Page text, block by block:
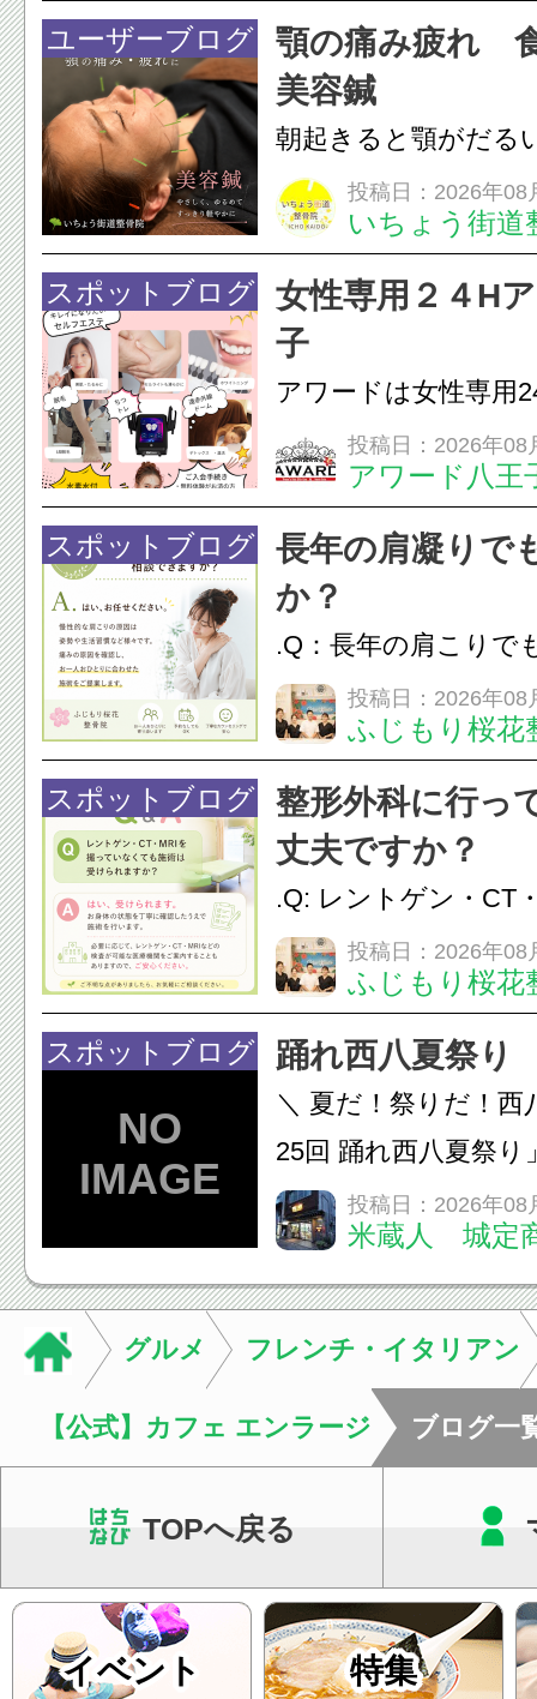
すが、原因そのもの
いこともあります。
原因を確認し、お一
ユーザーブログ
顎の痛み疲れ
美容鍼
朝起きると顎がだる
ありませんか？無意
は、顎の痛みや疲れ
フェイスラインの張
のこわばり・頭痛や
ながることがありま
投稿日：2026年08
いちょう街道
スポットブログ
女性専用２４H
子
アワードは女性専用
フエステを 思いっ
開催中
投稿日：2026年08
アワード八王
24時間ジム&
脱毛
スポットブログ
長年の肩凝りで
か？
.Q：長年の肩こりで
か？A：はい、お任
性的な肩こりの原因
慣など様々です。痛
し、お一人おひとり
をご提案します。.#
投稿日：2026年08
ふじもり桜花
スポットブログ
整形外科に行っ
丈夫ですか？
.Q: レントゲン・CT
いなくても施術は受
A: はい、受けられま
態を丁寧に確認した
います。必要に応じ
ン・CT・MRIなどの
投稿日：2026年08
ふじもり桜花
スポットブログ 踊れ西八夏祭り
＼ 夏だ！祭りだ！西
25回 踊れ西八夏祭
てくる！ 伝統の【阿
情熱の【よさこいソ
結！数多くの団体が
店街を舞台に最高の
投稿日：2026年08
米蔵人 城定
グルメ フレンチ・イタリアン
【公式】カフェ エンラージ ブログ一
TOPへ戻る
イベント 特集